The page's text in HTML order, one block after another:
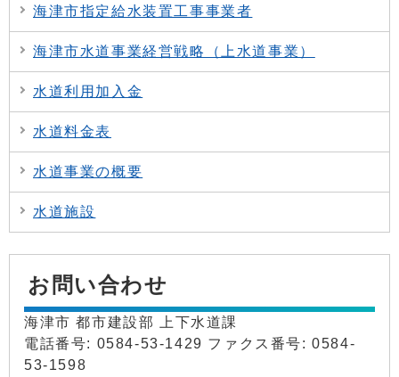
海津市指定給水装置工事事業者
海津市水道事業経営戦略（上水道事業）
水道利用加入金
水道料金表
水道事業の概要
水道施設
お問い合わせ
海津市 都市建設部 上下水道課
電話番号: 0584-53-1429 ファクス番号: 0584-
53-1598